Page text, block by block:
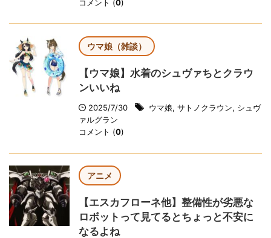
コメント (0)
ウマ娘（雑談）
【ウマ娘】水着のシュヴァちとクラウ
ンいいね
2025/7/30 ウマ娘, サトノクラウン, シュヴ
ァルグラン
コメント (0)
アニメ
【エスカフローネ他】整備性が劣悪な
ロボットって見てるとちょっと不安に
なるよね